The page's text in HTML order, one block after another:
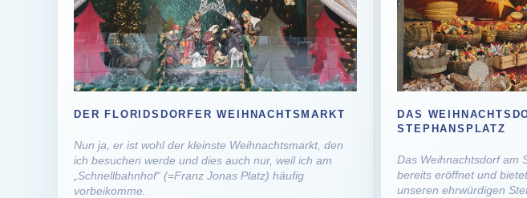
DER FLORIDSDORFER WEIHNACHTSMARKT
Nun ja, er ist wohl der kleinste Weihnachtsmarkt, den
ich besuchen werde und dies auch nur, weil ich am
„Schnellbahnhof“ (=Franz Jonas Platz) häufig
vorbeikomme.
DAS
STEPHANSPLATZ
Das Weihnachtsdorf am
bereits eröffnet und
unseren ehrwürdigen